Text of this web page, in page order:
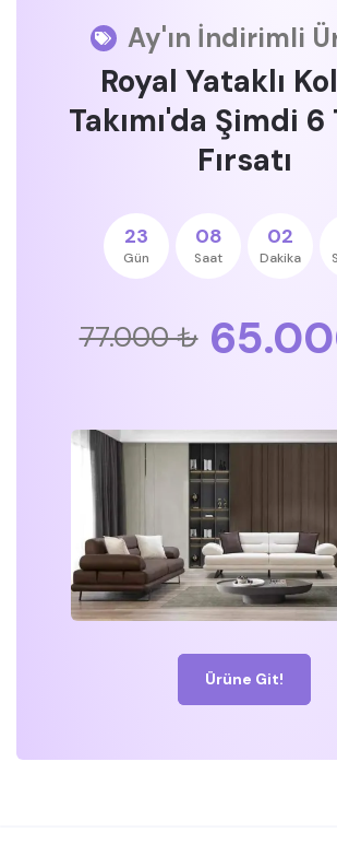
Ay'ın İndirimli
Royal Yataklı
Takımı'da Şimdi
Fırsatı
23
Gün
08
Saat
02
Dakika
77.000 ₺
Ürüne Git!